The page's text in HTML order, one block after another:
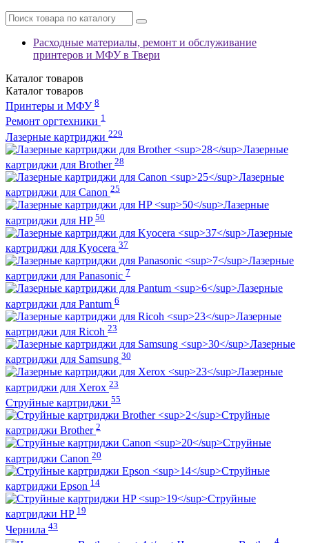
Расходные материалы, ремонт и обслуживание
принтеров и МФУ в Твери
Каталог товаров
Каталог товаров
Принтеры и МФУ 8
Ремонт оргтехники 1
Лазерные картриджи 229
Лазерные
картриджи для Brother 28
Лазерные
картриджи для Canon 25
Лазерные
картриджи для HP 50
Лазерные
картриджи для Kyocera 37
Лазерные
картриджи для Panasonic 7
Лазерные
картриджи для Pantum 6
Лазерные
картриджи для Ricoh 23
Лазерные
картриджи для Samsung 30
Лазерные
картриджи для Xerox 23
Струйные картриджи 55
Струйные
картриджи Brother 2
Струйные
картриджи Canon 20
Струйные
картриджи Epson 14
Струйные
картриджи HP 19
Чернила 43